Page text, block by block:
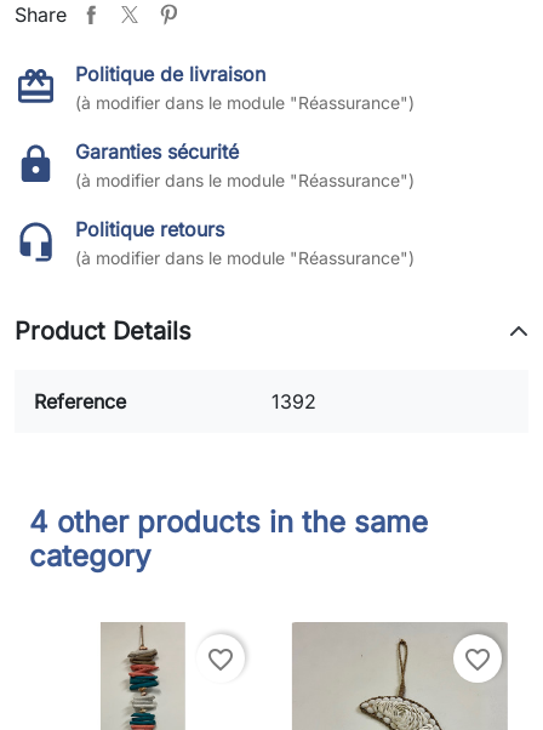
Share
Politique de livraison
(à modifier dans le module "Réassurance")
Garanties sécurité
(à modifier dans le module "Réassurance")
Politique retours
(à modifier dans le module "Réassurance")
Product Details
Reference 1392
4 other products in the same
category
favorite_border favorite_border